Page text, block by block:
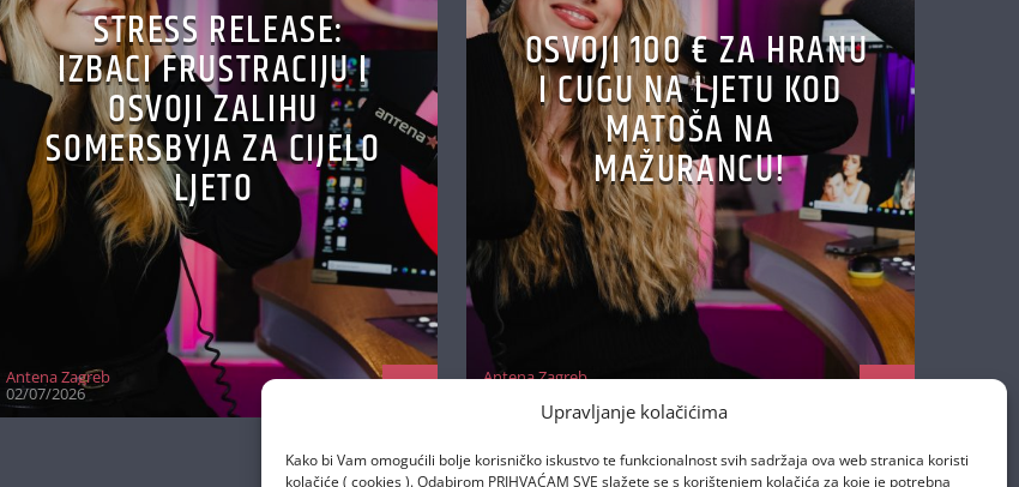
Upravljanje kolačićima
Kako bi Vam omogućili bolje korisničko iskustvo te funkcionalnost svih sadržaja ova web stranica koristi
kolačiće ( cookies ). Odabirom PRIHVAĆAM SVE slažete se s korištenjem kolačića za koje je potrebna
STRESS RELEASE:
IZBACI FRUSTRACIJU I
OSVOJI ZALIHU
SOMERSBYJA ZA CIJELO
LJETO
Antena Zagreb
02/07/2026
OSVOJI 100 € ZA HRANU
I CUGU NA LJETU KOD
MATOŠA NA
MAŽURANCU!
Antena Zagreb